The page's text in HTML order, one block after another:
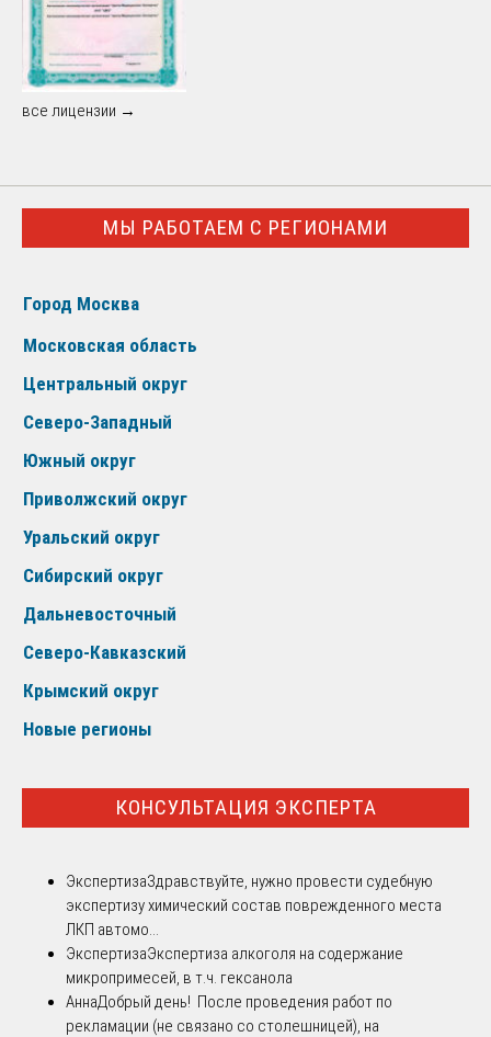
все лицензии →
МЫ РАБОТАЕМ С РЕГИОНАМИ
Город Москва
Московская область
Центральный округ
Северо-Западный
Южный округ
Приволжский округ
Уральский округ
Сибирский округ
Дальневосточный
Северо-Кавказский
Крымский округ
Новые регионы
КОНСУЛЬТАЦИЯ ЭКСПЕРТА
ЭкспертизаЗдравствуйте, нужно провести судебную
экспертизу химический состав поврежденного места
ЛКП автомо...
ЭкспертизаЭкспертиза алкоголя на содержание
микропримесей, в т.ч. гексанола
АннаДобрый день! После проведения работ по
рекламации (не связано со столешницей), на